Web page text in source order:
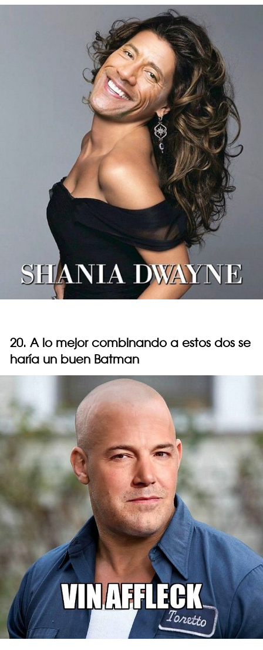
20. A lo mejor combinando a estos dos se
haría un buen Batman